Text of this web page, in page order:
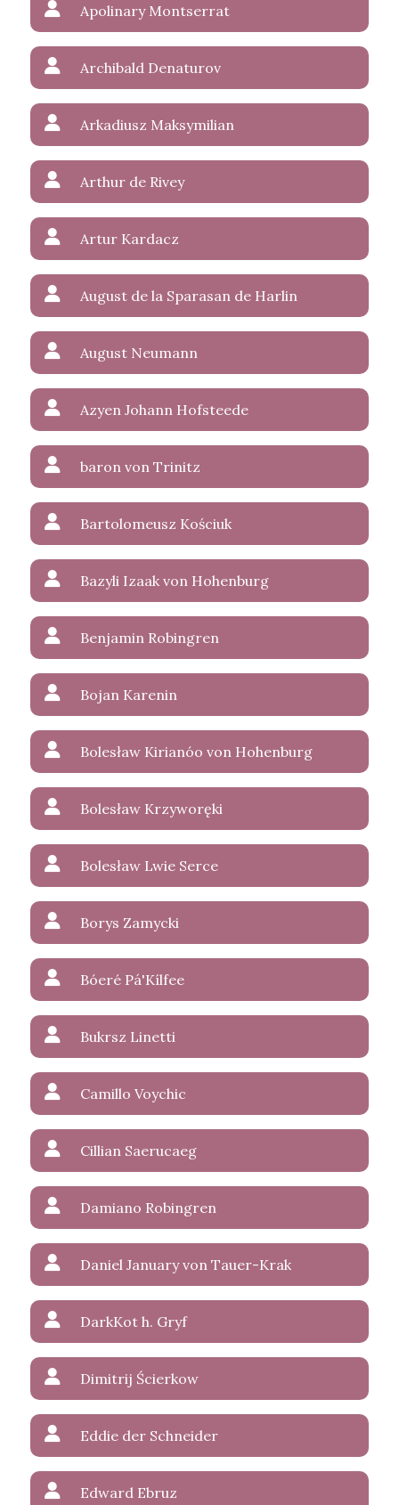
Apolinary Montserrat
Archibald Denaturov
Arkadiusz Maksymilian
Arthur de Rivey
Artur Kardacz
August de la Sparasan de Harlin
August Neumann
Azyen Johann Hofsteede
baron von Trinitz
Bartolomeusz Kościuk
Bazyli Izaak von Hohenburg
Benjamin Robingren
Bojan Karenin
Bolesław Kirianóo von Hohenburg
Bolesław Krzyworęki
Bolesław Lwie Serce
Borys Zamycki
Bóeré Pá'Kílfee
Bukrsz Linetti
Camillo Voychic
Cillian Saerucaeg
Damiano Robingren
Daniel January von Tauer-Krak
DarkKot h. Gryf
Dimitrij Ścierkow
Eddie der Schneider
Edward Ebruz